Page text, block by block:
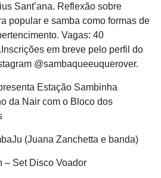
Sant’ana. Reflexão sobre
popular e samba como formas de
Vagas: 40
em breve pelo perfil do
@sambaqueeuquerover.
Estação Sambinha
da Nair com o Bloco dos
(Juana Zanchetta e banda)
– Set Disco Voador